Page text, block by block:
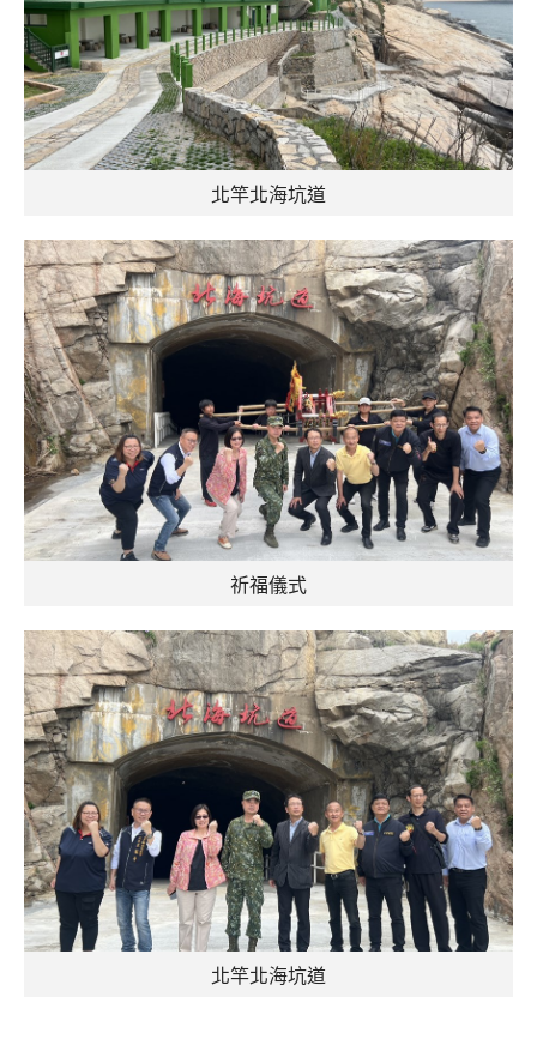
北竿北海坑道
祈福儀式
北竿北海坑道